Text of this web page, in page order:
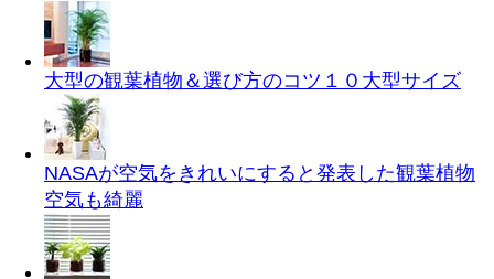
大型の観葉植物＆選び方のコツ１０ 大型サイズ
NASAが空気をきれいにすると発表した観葉植物
空気も綺麗